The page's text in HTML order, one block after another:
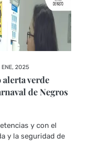
ENE, 2025
alerta verde
de Negros
y con el
y la seguridad de